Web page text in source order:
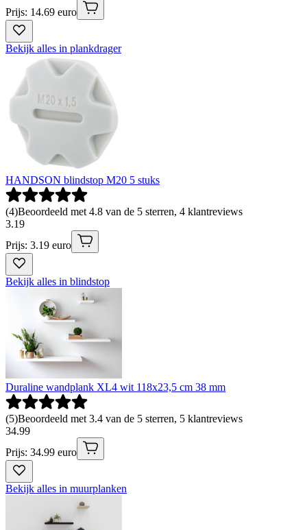
Prijs: 14.69 euro
Bekijk alles in plankdrager
HANDSON blindstop M20 5 stuks
(4)Beoordeeld met 4.8 van de 5 sterren, 4 klantreviews
3.19
Prijs: 3.19 euro
Bekijk alles in blindstop
Duraline wandplank XL4 wit 118x23,5 cm 38 mm
(5)Beoordeeld met 3.4 van de 5 sterren, 5 klantreviews
34.99
Prijs: 34.99 euro
Bekijk alles in muurplanken